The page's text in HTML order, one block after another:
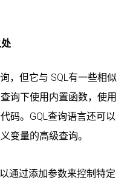
，但它与 SQL有一些相似
询下使用内置函数，使用
码。GQL查询语言还可以
变量的高级查询。
通过添加参数来控制特定